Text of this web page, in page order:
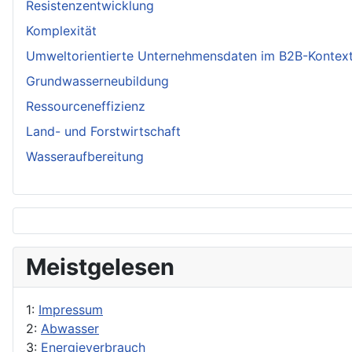
Resistenzentwicklung
Komplexität
Umweltorientierte Unternehmensdaten im B2B-
Grundwasserneubildung
Ressourceneffizienz
Land- und Forstwirtschaft
Wasseraufbereitung
Meistgelesen
1: Impressum
2: Abwasser
3: Energieverbrauch